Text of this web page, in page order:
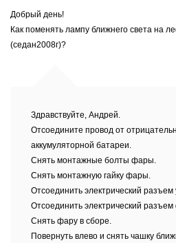
Добрый день!
Как поменять лампу ближнего света на
(седан2008г)?
Здравствуйте, Андрей.
Отсоедините провод от
аккумуляторной батареи.
Снять монтажные болты фары.
Снять монтажную гайку фары.
Отсоединить электрический разъем
Отсоединить электрический
Снять фару в сборе.
Повернуть влево и снять чашку